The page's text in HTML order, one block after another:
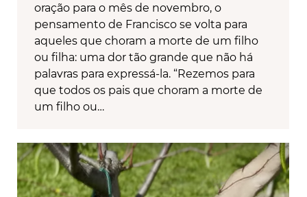
oração para o mês de novembro, o
pensamento de Francisco se volta para
aqueles que choram a morte de um filho
ou filha: uma dor tão grande que não há
palavras para expressá-la. “Rezemos para
que todos os pais que choram a morte de
um filho ou…